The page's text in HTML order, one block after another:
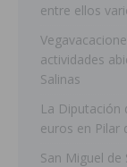
entre ellos
actividades
Salinas
La Diputación
euros en Pilar
San Miguel de